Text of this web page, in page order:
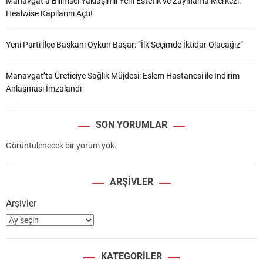
Healwise Kapılarını Açtı!
Yeni Parti İlçe Başkanı Oykun Başar: “İlk Seçimde İktidar Olacağız”
Manavgat’ta Üreticiye Sağlık Müjdesi: Eslem Hastanesi ile İndirim
Anlaşması İmzalandı
SON YORUMLAR
Görüntülenecek bir yorum yok.
ARŞIVLER
Arşivler
KATEGORILER